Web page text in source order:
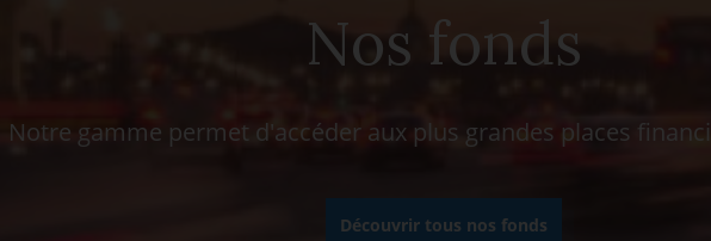
Nos fonds
Notre gamme permet d'accéder aux plus grandes places
Découvrir tous nos fonds